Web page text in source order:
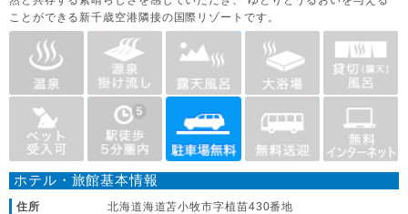
ことができる新千歳空港隣接の国際リゾートです。
ホテル・旅館基本情報
住所 北海道海道苫小牧市字植苗430番地